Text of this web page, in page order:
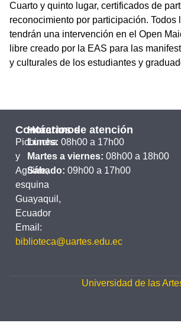
Cuarto y quinto lugar, certificados de
reconocimiento por participación. Todos
tendrán una intervención en el Open
libre creado por la EAS para las
y culturales de los estudiantes y
Contáctanos
Pichincha
y
Aguirre,
esquina
Guayaquil,
Ecuador
Email:
biblioteca@uartes.edu.ec
Horarios de atención
Lunes: 08h00 a 17h00
Martes a viernes: 08h00 a 18h00
Sábado: 09h00 a 17h00
Universidad de las